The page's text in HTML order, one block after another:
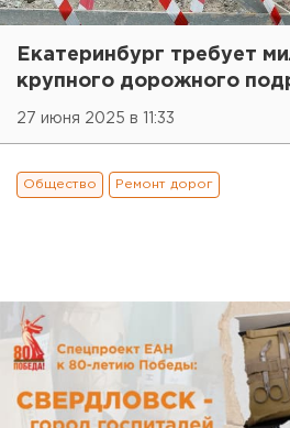
Екатеринбург требует
крупного дорожного
27 июня 2025 в 11:33
Общество Ремонт дорог